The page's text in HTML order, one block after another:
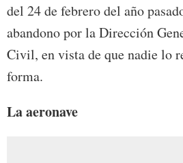
del 24 de febrero del año
abandono por la Dirección
Civil, en vista de que nadie lo
forma.
La aeronave